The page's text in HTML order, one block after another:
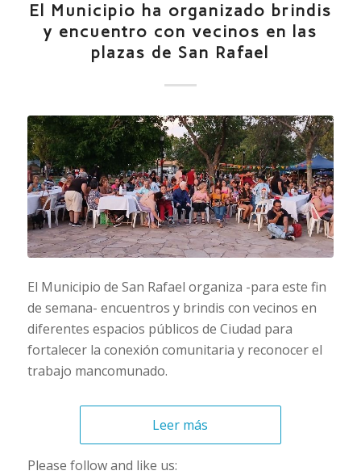
El Municipio ha organizado brindis
y encuentro con vecinos en las
plazas de San Rafael
El Municipio de San Rafael organiza -para este fin
de semana- encuentros y brindis con vecinos en
diferentes espacios públicos de Ciudad para
fortalecer la conexión comunitaria y reconocer el
trabajo mancomunado.
Leer más
Please follow and like us: